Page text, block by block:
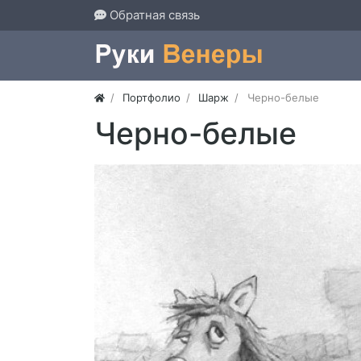
Обратная связь
Портфолио Шарж Черно-белые
Черно-белые